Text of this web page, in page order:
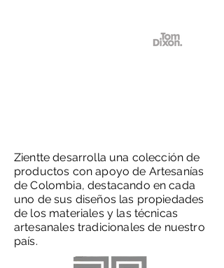
Zientte desarrolla una colección de
productos con apoyo de Artesanías
de Colombia, destacando en cada
uno de sus diseños las propiedades
de los materiales y las técnicas
artesanales tradicionales de nuestro
país.